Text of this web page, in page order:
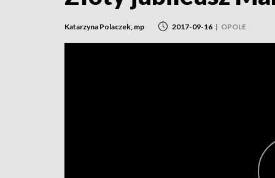
Katarzyna Polaczek, mp 2017-09-16 | OPOLE